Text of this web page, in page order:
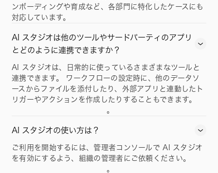
ンボーディングや育成など、各部門に特化したケースにも
対応しています。
AI スタジオは他のツールやサードパーティのアプリ
とどのように連携できますか？
AI スタジオは、日常的に使っているさまざまなツールと
連携できます。 ワークフローの設定時に、他のデータソ
ースからファイルを添付したり、外部アプリと連動したト
リガーやアクションを作成したりすることもできます。
。
AI スタジオの使い方は？
ご利用を開始するには、管理者コンソールで AI スタジオ
を有効にするよう、組織の管理者にご依頼ください。
。